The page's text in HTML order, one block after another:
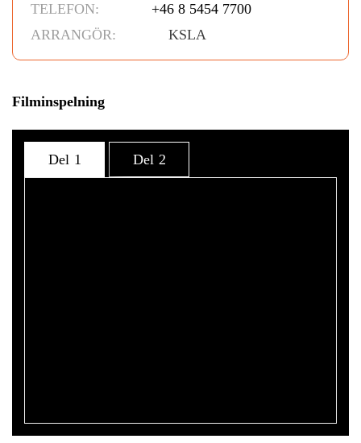
TELEFON:
+46 8 5454 7700
ARRANGÖR:
KSLA
Filminspelning
Del 1 Del 2